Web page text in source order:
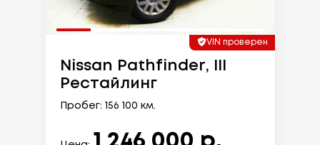
VIN проверен
Nissan Pathfinder, III
Рестайлинг
Пробег: 156 100 км.